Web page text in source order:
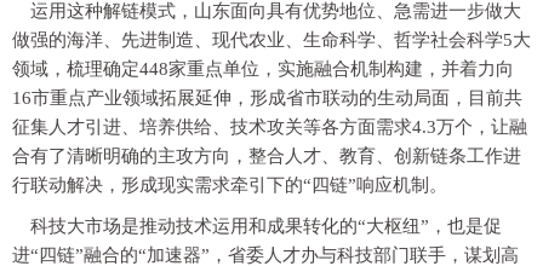
运用这种解链模式，山东面向具有优势地位、急需进一步做大
做强的海洋、先进制造、现代农业、生命科学、哲学社会科学5大
领域，梳理确定448家重点单位，实施融合机制构建，并着力向
16市重点产业领域拓展延伸，形成省市联动的生动局面，目前共
征集人才引进、培养供给、技术攻关等各方面需求4.3万个，让融
合有了清晰明确的主攻方向，整合人才、教育、创新链条工作进
行联动解决，形成现实需求牵引下的“四链”响应机制。
科技大市场是推动技术运用和成果转化的“大枢纽”，也是促
进“四链”融合的“加速器”，省委人才办与科技部门联手，谋划高